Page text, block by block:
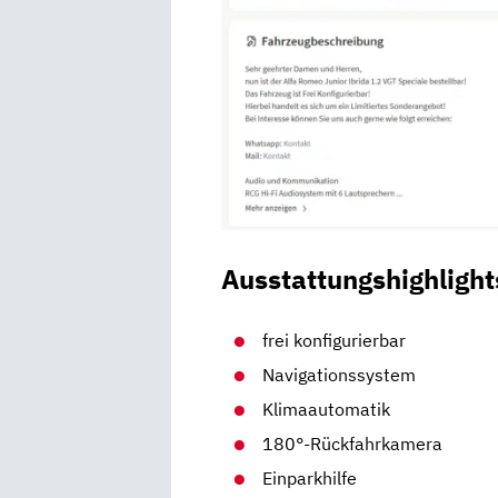
frei konfigurierbar
Navigationssystem
Klimaautomatik
180°-Rückfahrkamera
Einparkhilfe